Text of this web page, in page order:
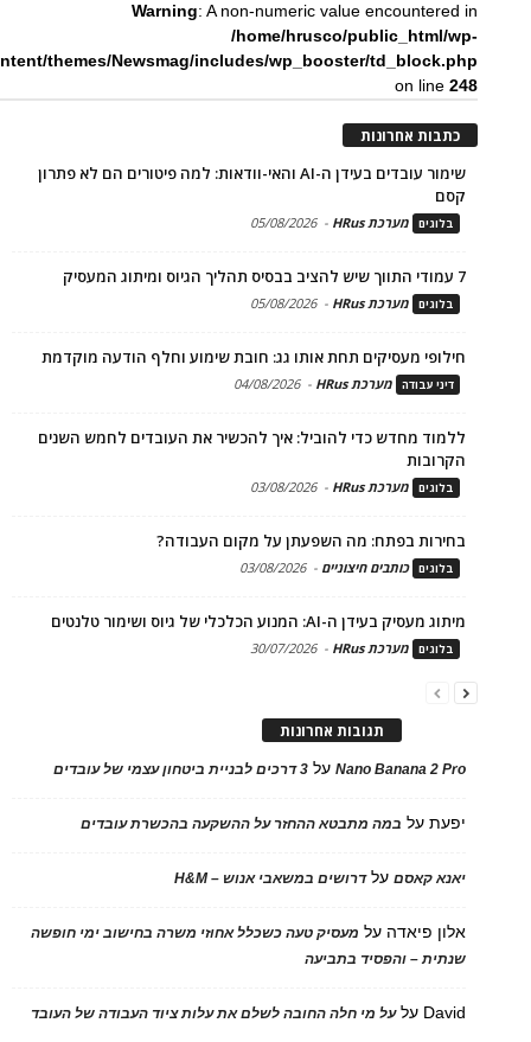
Warning: A non-numeric value encountered in
/home/hrusco/public_html/wp-
themes/Newsmag/includes/wp_booster/td_block.php
on line248
כתבות אחרונות
שימור עובדים בעידן ה-AI והאי-וודאות: למה פיטורים הם לא פתרון
קסם
בלוגים מערכת HRus -
05/08/2026
7 עמודי התווך שיש להציב בבסיס תהליך הגיוס ומיתוג המעסיק
בלוגים מערכת HRus -
05/08/2026
חילופי מעסיקים תחת אותו גג: חובת שימוע וחלף הודעה מוקדמת
דיני עבודה מערכת HRus -
04/08/2026
ללמוד מחדש כדי להוביל: איך להכשיר את העובדים לחמש השנים
הקרובות
בלוגים מערכת HRus -
03/08/2026
בחירות בפתח: מה השפעתן על מקום העבודה?
בלוגים כותבים חיצוניים -
03/08/2026
מיתוג מעסיק בעידן ה-AI: המנוע הכלכלי של גיוס ושימור טלנטים
בלוגים מערכת HRus -
30/07/2026
תגובות אחרונות
Nano Banana 2 Proעל 3 דרכים לבניית ביטחון עצמי של עובדים
יפעתעל במה מתבטא ההחזר על ההשקעה בהכשרת עובדים
יאנא קאסםעלדרושים במשאבי אנוש – H&M
אלון פיאדה על מעסיק טעה כשכלל אחוזי משרה בחישוב ימי חופשה
שנתית – והפסיד בתביעה
David עלעל מי חלה החובה לשלם את עלות ציוד העבודה של העובד